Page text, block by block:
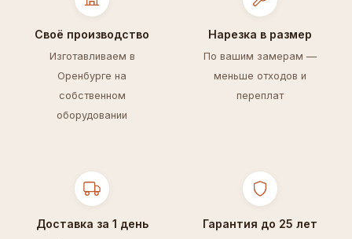
Своё производство
Изготавливаем в
Оренбурге на
собственном
оборудовании
Нарезка в размер
По вашим замерам —
меньше отходов и
переплат
Доставка за 1 день Гарантия до 25 лет